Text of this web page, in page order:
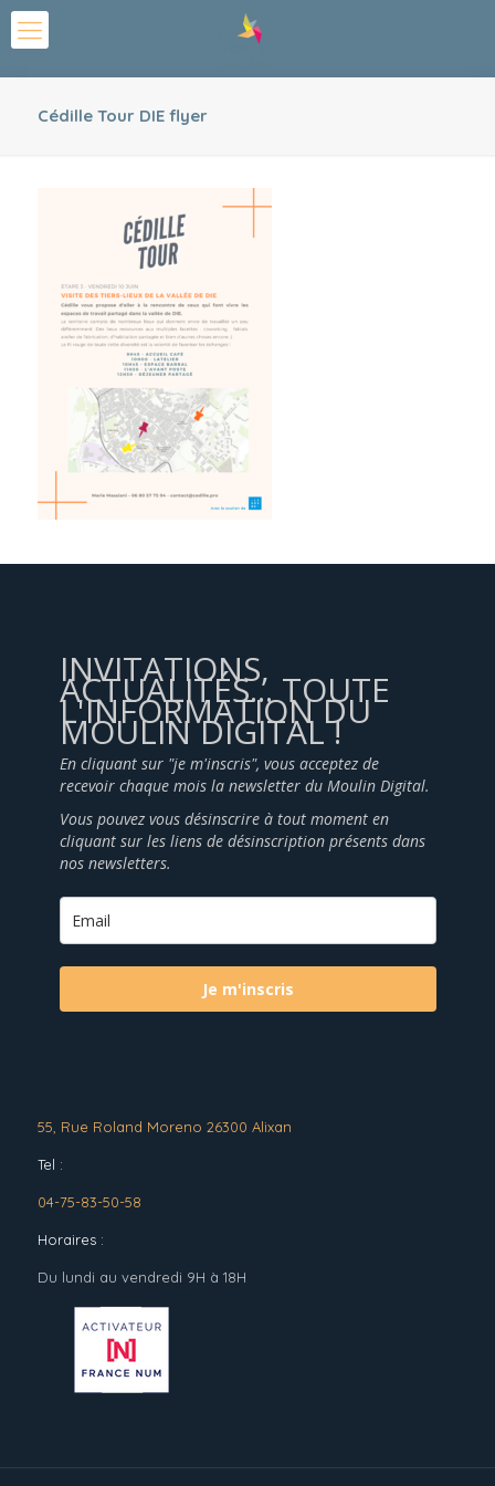
Cédille Tour DIE flyer
INVITATIONS,
ACTUALITÉS... TOUTE
L'INFORMATION DU
MOULIN DIGITAL !
En cliquant sur "je m'inscris", vous acceptez de
recevoir chaque mois la newsletter du Moulin Digital.
Vous pouvez vous désinscrire à tout moment en
cliquant sur les liens de désinscription présents dans
nos newsletters.
Je m'inscris
55, Rue Roland Moreno 26300 Alixan
Tel :
04-75-83-50-58
Horaires :
Du lundi au vendredi 9H à 18H